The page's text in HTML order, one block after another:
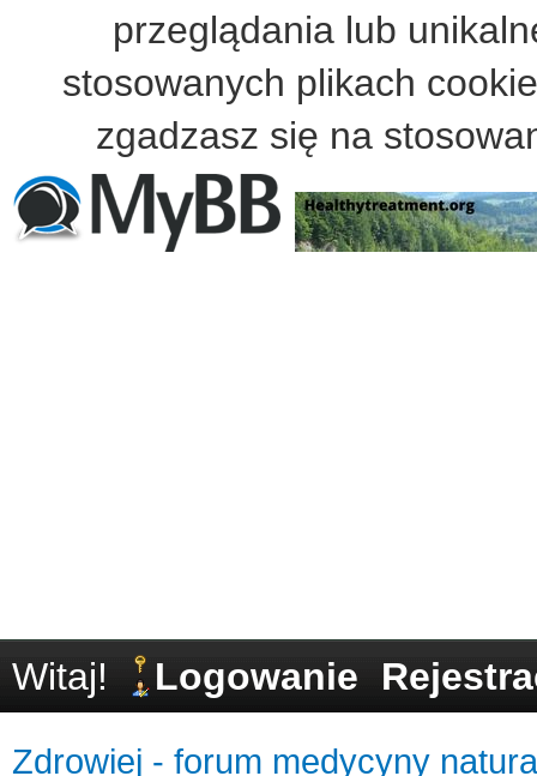
przeglądania lub
stosowanych plikach
zgadzasz się na
Witaj! Logowanie
Zdrowiej - forum medycyny